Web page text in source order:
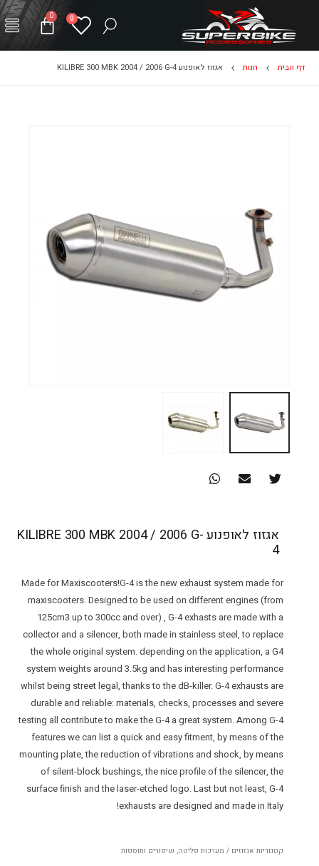
0
0
דף הבית חנות אגזוז לאופנוע KILIBRE 300 MBK 2004 / 2006 G-4
אגזוז לאופנוע KILIBRE 300 MBK 2004 / 2006 G-
4
Made for Maxiscooters!G-4 is the new exhaust system made for
maxiscooters. Designed to be used on different engines (from
125cm3 up to 300cc and over) , G-4 exhasts are made with a
collector and a silencer, both made in stainless steel, to replace
the whole original system. depending on the application, a G4
system weights around 3.5kg and has interesting performance
whilst being street legal, thanks to the dB-killer. G-4 exhausts are
durable and reliable: materials, checks, processes and severe
testing all contribute to make the G-4 a great system. Among G-4
features we can list a quick and easy fitment, by means of the
mounting plate, the reduction of vibrations and shock, by means
of silent-block bushings, the nice profile of the silencer, the
surface finish and the laser-etched logo. Last but not least, G-4
exhausts are designed and made in Italy!
קטגוריות אגזוזים / מערכות פליטה, שיפורים ותוספות